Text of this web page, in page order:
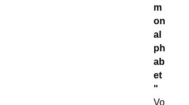
m
on
al
ph
ab
et
"
Vo